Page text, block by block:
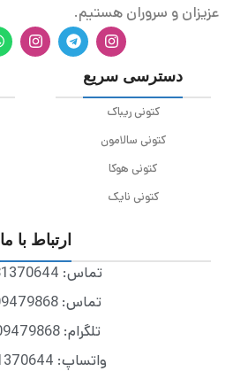
عزیزان و سروران هستیم.
دسترسی سریع
کتونی ریباک
کتونی سالامون
کتونی هوکا
کتونی نایک
ارتباط با ما
تماس: 09381370644
تماس: 09009479868
تلگرام: 09009479868
واتساپ: 09381370644